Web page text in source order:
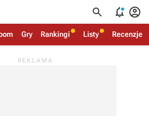
  
Gry Rankingi Listy Recenzje